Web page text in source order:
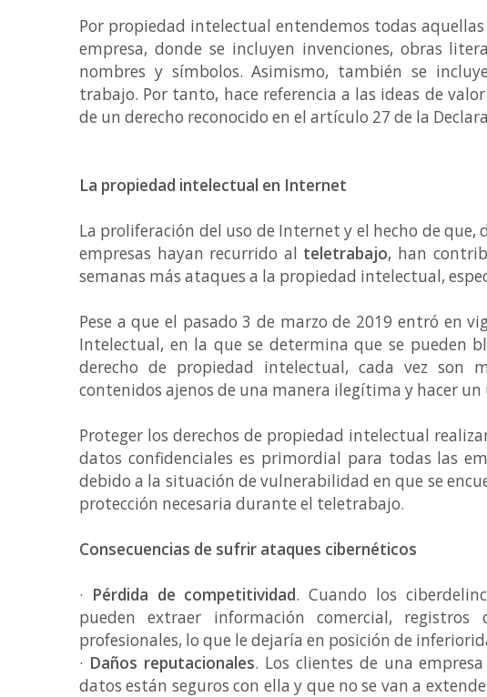
Por propiedad intelectual entendemos todas aquellas
empresa, donde se incluyen invenciones, obras
nombres y símbolos. Asimismo, también se
trabajo. Por tanto, hace referencia a las ideas de
de un derecho reconocido en el artículo 27 de la
La propiedad intelectual en Internet
La proliferación del uso de Internet y el hecho de
empresas hayan recurrido al teletrabajo, han
semanas más ataques a la propiedad intelectual,
Pese a que el pasado 3 de marzo de 2019 entró en
Intelectual, en la que se determina que se pueden
derecho de propiedad intelectual, cada vez son
contenidos ajenos de una manera ilegítima y hacer un
Proteger los derechos de propiedad intelectual
datos confidenciales es primordial para todas las
debido a la situación de vulnerabilidad en que se
protección necesaria durante el teletrabajo.
Consecuencias de sufrir ataques cibernéticos
· Pérdida de competitividad. Cuando los
pueden extraer información comercial, registros
profesionales, lo que le dejaría en posición de
· Daños reputacionales. Los clientes de una
datos están seguros con ella y que no se van a